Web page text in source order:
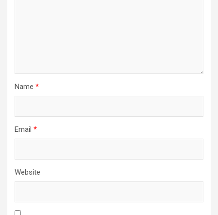
Name *
Email *
Website